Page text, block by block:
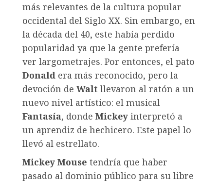
más relevantes de la cultura popular
occidental del Siglo XX. Sin embargo, en
la década del 40, este había perdido
popularidad ya que la gente prefería
ver largometrajes. Por entonces, el pato
Donald era más reconocido, pero la
devoción de Walt llevaron al ratón a un
nuevo nivel artístico: el musical
Fantasía, donde Mickey interpretó a
un aprendiz de hechicero. Este papel lo
llevó al estrellato.
Mickey Mouse tendría que haber
pasado al dominio público para su libre